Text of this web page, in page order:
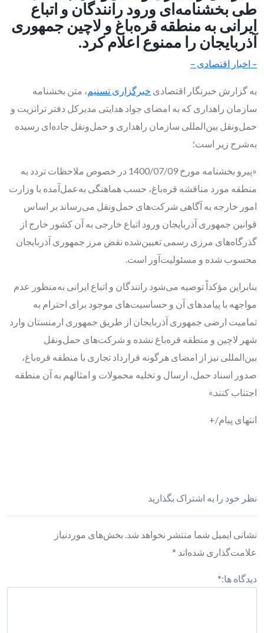
طی بخشنامه‌ای ورود رانندگان و اتباع
ایرانی به منطقه قره‌باغ و لاچین جمهوری
آذربایجان را ممنوع اعلام کرد.
– اخبار اقتصادی –
به گزارش خبرنگار اقتصادی خبرگزاری تسنیم، متن بخشنامه
سازمان راهداری که به امضای جواد هدایتی مدیرکل دفتر ترانزیت و
حمل‌ونقل بین‌المللی سازمان راهداری و حمل‌ونقل جاده‌ای رسیده
به‌شرح زیر است؛
«پیرو بخشنامه مورخ 1400/07/09 در خصوص ملاحظات تردد به
منطقه مورد مناقشه قره‌باغ، حسب هماهنگی به‌عمل‌آمده با وزارت
امور خارجه به آگاهی شرکت‌های حمل‌ونقل می‌رساند بر اساس
قوانین جمهوری آذربایجان ورود اتباع خارجی به آن کشور خارج از
گذرگاه‌های مرزی رسمی تعیین‌شده نقض مرز جمهوری آذربایجان
محسوب شده و مسئولیت‌آور است.
بنابراین مؤکداً توصیه می‌شود رانندگان و اتباع ایرانی به‌منظور عدم
مواجهه با پیامدهای آن و حساسیت‌های موجود برای احترام به
تمامیت ارضی جمهوری آذربایجان از طریق جمهوری ارمنستان وارد
شهر لاچین و منطقه قره‌باغ نشده و شرکت‌های حمل‌ونقل
بین‌المللی نیز از امضای هرگونه قرارداد تجاری با منطقه قره‌باغ،‌
صدور اسناد حمل، ارسال و تخلیه محمولات و امثالهم به آن منطقه
اجتناب کنند.»
انتهای پیام/+
نظر خود را به اشتراک بگذارید
نشانی ایمیل شما منتشر نخواهد شد. بخش‌های موردنیاز
علامت‌گذاری شده‌اند *
دیدگاه ها:*